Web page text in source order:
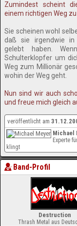
Zumindest scheint
einem richtigen Weg zu
Sie scheinen wohl
daß sie irgendwie
gelebt haben.
Schulterklopfer um
Weg zum Millionär
wohin der Weg geht.
Nun sind wir auch
und freue mich gleich
veröffentlicht am
Michael
Experte
klingt
Band-Profil
Destruction
Thrash Metal aus